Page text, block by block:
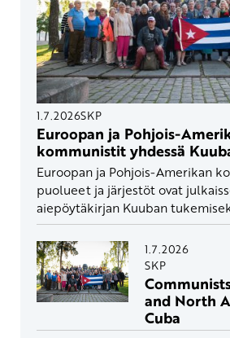
1.7.2026SKP
Euroopan ja Pohjois-
kommunistit yhdessä
Euroopan ja Pohjois-Amerikan
puolueet ja järjestöt ovat
aiepöytäkirjan Kuuban
1.7.2026
SKP
and North
Cuba